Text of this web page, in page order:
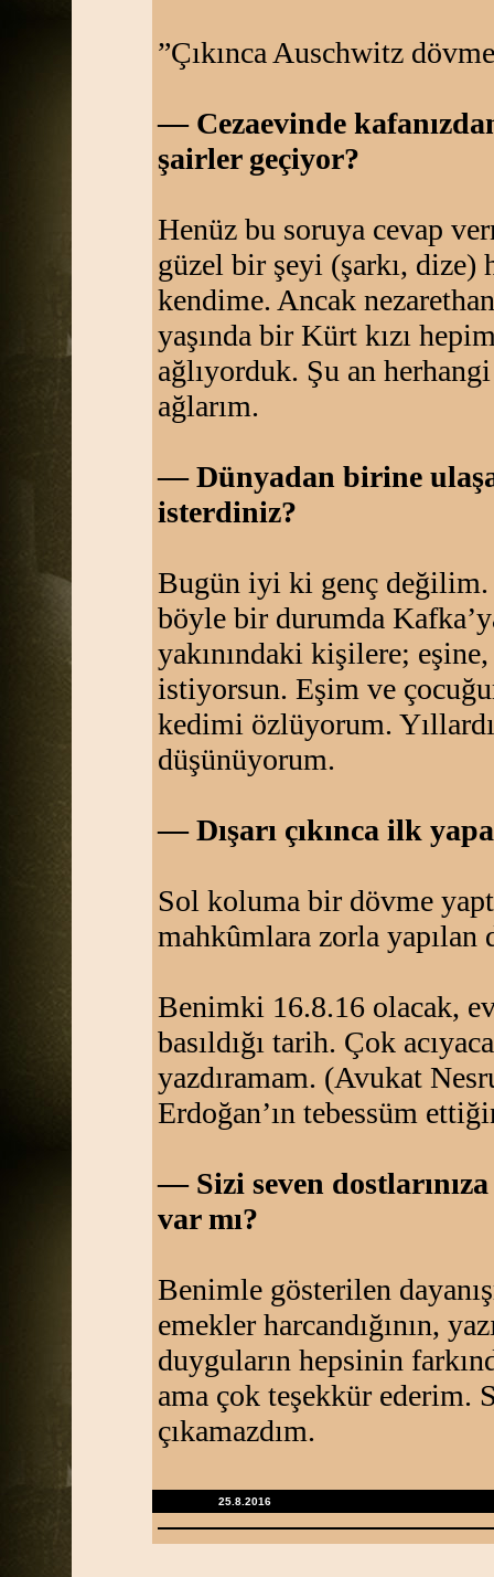
”Çıkınca Auschwitz
— Cezaevinde
şairler geçiyor?
Henüz bu soruya cevap
güzel bir şeyi (şarkı,
kendime. Ancak
yaşında bir Kürt kızı
ağlıyorduk. Şu an
ağlarım.
— Dünyadan birine
isterdiniz?
Bugün iyi ki genç
böyle bir durumda
yakınındaki kişilere;
istiyorsun. Eşim ve
kedimi özlüyorum.
düşünüyorum.
— Dışarı çıkınca ilk
Sol koluma bir dövme
mahkûmlara zorla yapılan
Benimki 16.8.16 olacak,
basıldığı tarih. Çok
yazdıramam. (Avukat
Erdoğan’ın tebessüm
— Sizi seven
var mı?
Benimle gösterilen
emekler harcandığının,
duyguların hepsinin
ama çok teşekkür ederim.
çıkamazdım.
25.8.2016